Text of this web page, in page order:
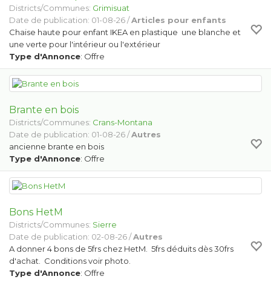
Districts/Communes: Grimisuat
Date de publication: 01-08-26 /Articles pour enfants
Chaise haute pour enfant IKEA en plastique une blanche et
une verte pour l'intérieur ou l'extérieur
Type d'Annonce: Offre
Brante en bois
Districts/Communes: Crans-Montana
Date de publication: 01-08-26 /Autres
ancienne brante en bois
Type d'Annonce: Offre
Bons HetM
Districts/Communes: Sierre
Date de publication: 02-08-26 /Autres
A donner 4 bons de 5frs chez HetM. 5frs déduits dès 30frs
d'achat. Conditions voir photo.
Type d'Annonce: Offre